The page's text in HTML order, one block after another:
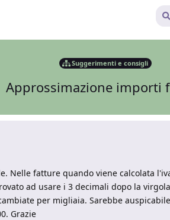
Suggerimenti e consigli
Approssimazione importi
Nelle fatture quando viene calcolata
ad usare i 3 decimali dopo la
per migliaia. Sarebbe
Grazie